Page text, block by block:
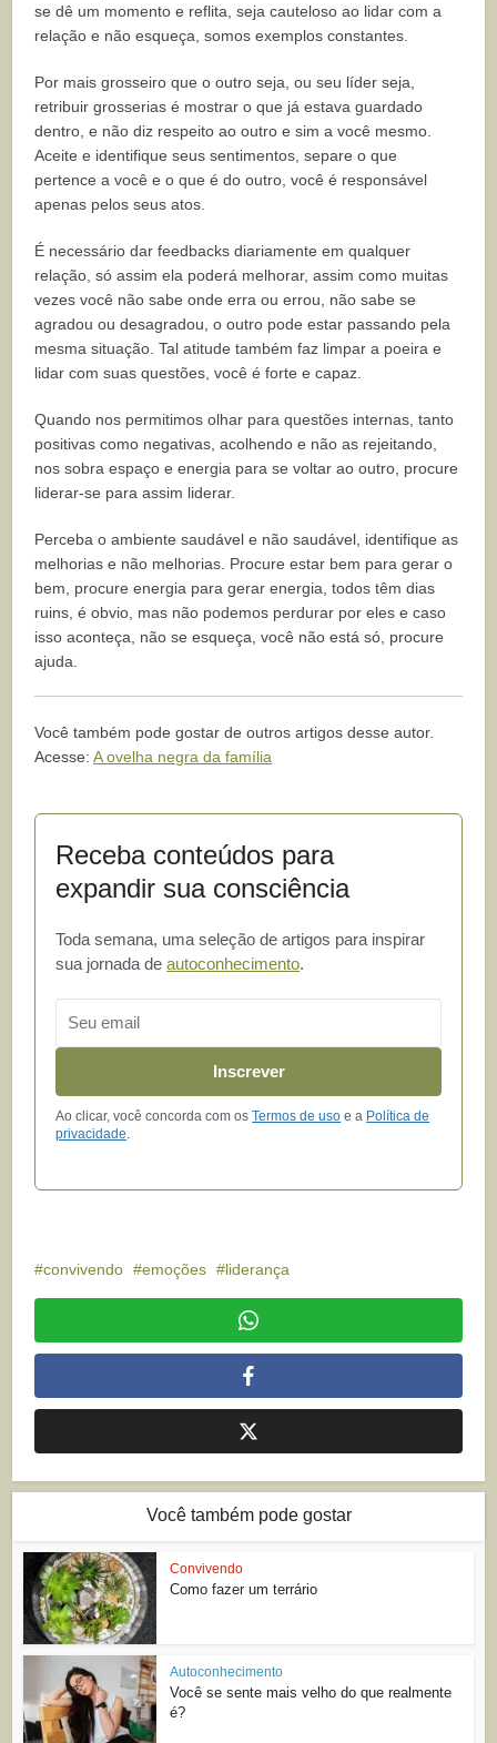
se dê um momento e reflita, seja cauteloso ao lidar com a
relação e não esqueça, somos exemplos constantes.
Por mais grosseiro que o outro seja, ou seu líder seja,
retribuir grosserias é mostrar o que já estava guardado
dentro, e não diz respeito ao outro e sim a você mesmo.
Aceite e identifique seus sentimentos, separe o que
pertence a você e o que é do outro, você é responsável
apenas pelos seus atos.
É necessário dar feedbacks diariamente em qualquer
relação, só assim ela poderá melhorar, assim como muitas
vezes você não sabe onde erra ou errou, não sabe se
agradou ou desagradou, o outro pode estar passando pela
mesma situação. Tal atitude também faz limpar a poeira e
lidar com suas questões, você é forte e capaz.
Quando nos permitimos olhar para questões internas, tanto
positivas como negativas, acolhendo e não as rejeitando,
nos sobra espaço e energia para se voltar ao outro, procure
liderar-se para assim liderar.
Perceba o ambiente saudável e não saudável, identifique as
melhorias e não melhorias. Procure estar bem para gerar o
bem, procure energia para gerar energia, todos têm dias
ruins, é obvio, mas não podemos perdurar por eles e caso
isso aconteça, não se esqueça, você não está só, procure
ajuda.
Você também pode gostar de outros artigos desse autor.
Acesse:A ovelha negra da família
Receba conteúdos para
expandir sua consciência
Toda semana, uma seleção de artigos para inspirar
sua jornada deautoconhecimento.
Inscrever
Ao clicar, você concorda com osTermos de uso e a Política de
privacidade.
convivendo emoções liderança
Você também pode gostar
Convivendo
Como fazer um terrário
Autoconhecimento
Você se sente mais velho do que realmente
é?